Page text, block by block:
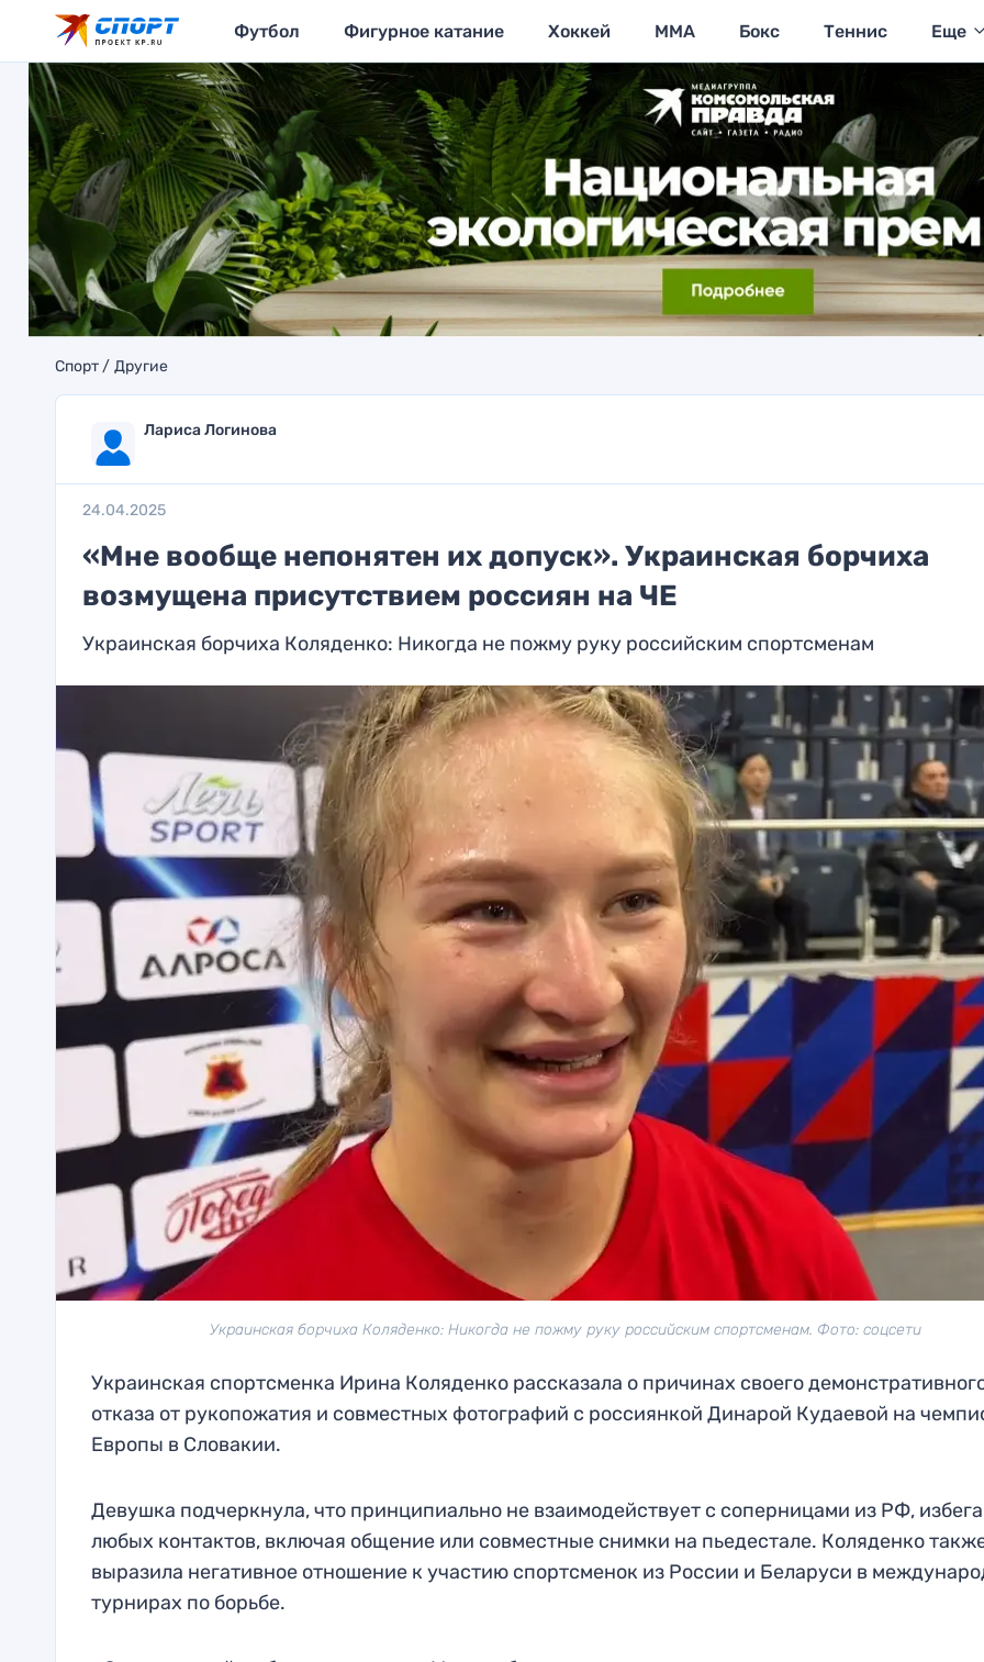
Футбол Фигурное катание Хоккей MMA Бокс Теннис Еще
Спорт Другие
Лариса Логинова
24.04.2025
«Мне вообще непонятен их допуск». Украинская борчиха
возмущена присутствием россиян на ЧЕ
Украинская борчиха Коляденко: Никогда не пожму руку российским спортсменам
Украинская борчиха Коляденко: Никогда не пожму руку российским спортсменам. Фото: соцсети
Украинская спортсменка Ирина Коляденко рассказала о причинах своего
отказа от рукопожатия и совместных фотографий с россиянкой Динарой Кудаевой на
Европы в Словакии.
Девушка подчеркнула, что принципиально не взаимодействует с соперницами из РФ,
любых контактов, включая общение или совместные снимки на пьедестале. Коляденко
выразила негативное отношение к участию спортсменок из России и Беларуси в
турнирах по борьбе.